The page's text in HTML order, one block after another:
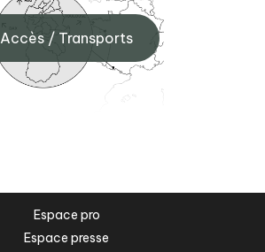
Accès / Transports
Espace pro
Espace presse